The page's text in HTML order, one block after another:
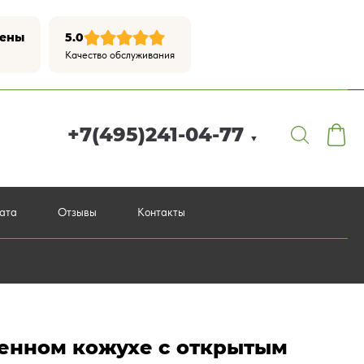
5.0
Качество обслуживания
+7(495)241-04-77 ▼
Отзывы Контакты
кожухе с открытым